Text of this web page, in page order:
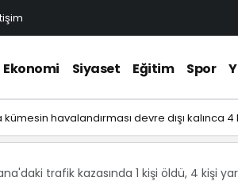
Ekonomi Siyaset Eğitim Spor
kümesin havalandırması devre dışı kalınca
trafik kazasında 1 kişi öldü, 4 kişi